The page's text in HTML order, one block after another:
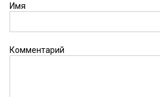
Имя
Комментарий